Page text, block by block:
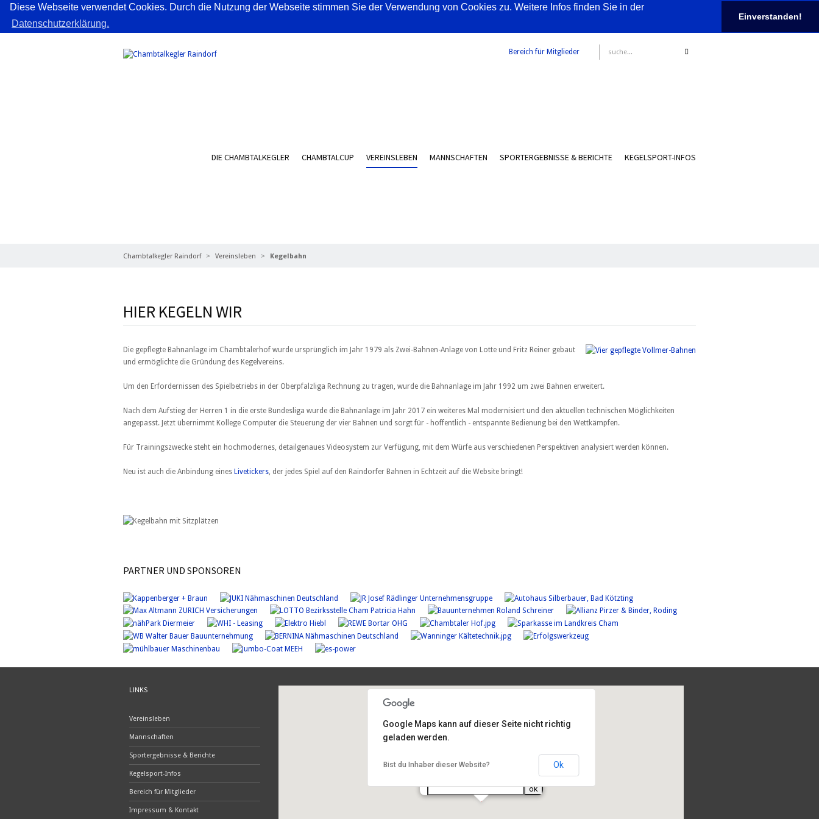
Diese Webseite verwendet Cookies. Durch die Nutzung der Webseite stimmen Sie der Verwendung von Cookies zu. Weitere Infos finden Sie in der
Datenschutzerklärung.
Einverstanden!
Bereich für Mitglieder
DIE CHAMBTALKEGLER CHAMBTALCUP VEREINSLEBEN MANNSCHAFTEN SPORTERGEBNISSE & BERICHTE KEGELSPORT-INFOS
Chambtalkegler Raindorf Vereinsleben Kegelbahn
HIER KEGELN WIR
Die gepflegte Bahnanlage im Chambtalerhof wurde ursprünglich im Jahr 1979 als Zwei-Bahnen-Anlage von Lotte und Fritz Reiner gebaut
und ermöglichte die Gründung des Kegelvereins.
Um den Erfordernissen des Spielbetriebs in der Oberpfalzliga Rechnung zu tragen, wurde die Bahnanlage im Jahr 1992 um zwei Bahnen erweitert.
Nach dem Aufstieg der Herren 1 in die erste Bundesliga wurde die Bahnanlage im Jahr 2017 ein weiteres Mal modernisiert und den aktuellen technischen Möglichkeiten
angepasst. Jetzt übernimmt Kollege Computer die Steuerung der vier Bahnen und sorgt für - hoffentlich - entspannte Bedienung bei den Wettkämpfen.
Für Trainingszwecke steht ein hochmodernes, detailgenaues Videosystem zur Verfügung, mit dem Würfe aus verschiedenen Perspektiven analysiert werden können.
Neu ist auch die Anbindung eines Livetickers, der jedes Spiel auf den Raindorfer Bahnen in Echtzeit auf die Website bringt!
PARTNER UND SPONSOREN
LINKS
Vereinsleben
Mannschaften
Sportergebnisse & Berichte
Kegelsport-Infos
Bereich für Mitglieder
Impressum & Kontakt
Am Sportplatz 2, 93486 Runding
von Ihrer Adresse:
Google Maps kann auf dieser Seite nicht richtig
geladen werden.
Bist du Inhaber dieser Website? Ok